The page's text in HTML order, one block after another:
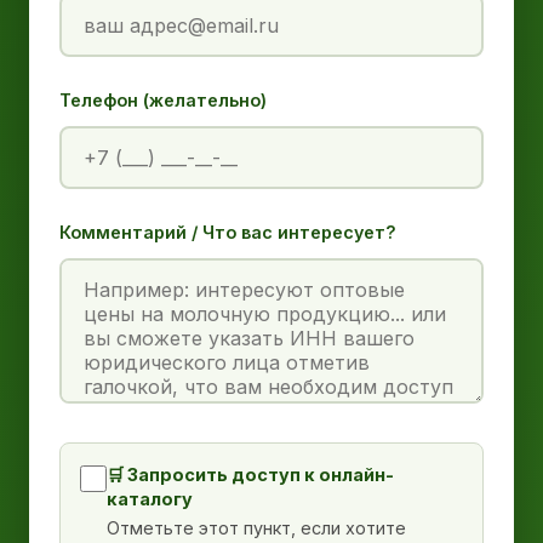
Телефон (желательно)
Комментарий / Что вас интересует?
🛒 Запросить доступ к онлайн-
каталогу
Отметьте этот пункт, если хотите